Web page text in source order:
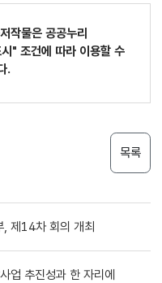
작물은 공공누리
" 조건에 따라 이용할 수
.
목록
, 제14차 회의 개최
업 추진성과 한 자리에